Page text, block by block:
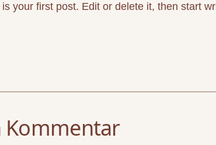
your first post. Edit or delete it, then start
Kommentar